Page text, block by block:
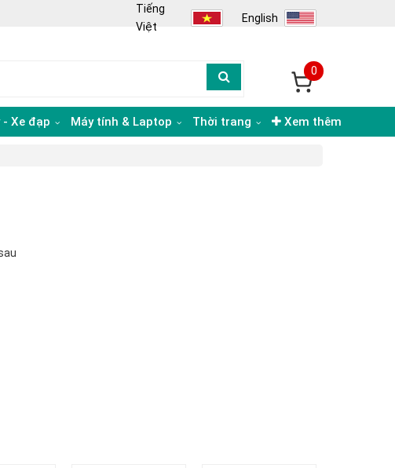
Tiếng
Việt
English
0
- Xe đạp Máy tính & Laptop Thời trang Xem thêm